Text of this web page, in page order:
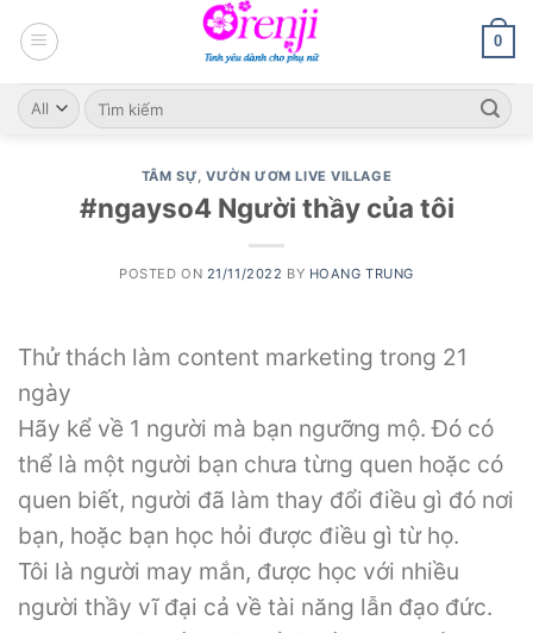
0
Search
for:
TÂM SỰ,VƯỜN ƯƠM LIVE VILLAGE
#ngayso4 Người thầy của tôi
POSTED ON 21/11/2022 BY HOANG TRUNG
Thử thách làm content marketing trong 21
ngày
Hãy kể về 1 người mà bạn ngưỡng mộ. Đó có
thể là một người bạn chưa từng quen hoặc có
quen biết, người đã làm thay đổi điều gì đó nơi
bạn, hoặc bạn học hỏi được điều gì từ họ.
Tôi là người may mắn, được học với nhiều
người thầy vĩ đại cả về tài năng lẫn đạo đức.